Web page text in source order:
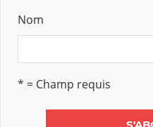
Nom
* = Champ requis